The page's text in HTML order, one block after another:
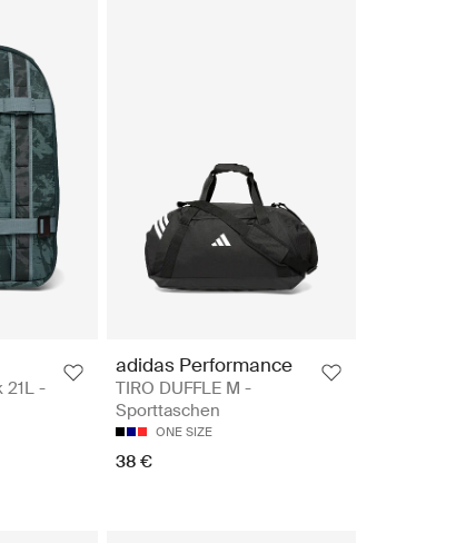
21L -
adidas Performance
TIRO DUFFLE M -
Sporttaschen
ONE SIZE
38 €